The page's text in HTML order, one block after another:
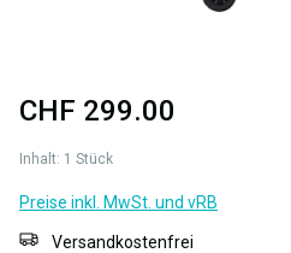
CHF 299.00
Inhalt: 1 Stück
Preise inkl. MwSt. und vRB
Versandkostenfrei